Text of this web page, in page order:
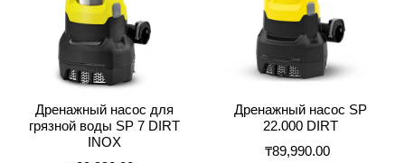
Дренажный насос для
грязной воды SP 7 DIRT
INOX
Дренажный насос SP
22.000 DIRT
₸89,990.00